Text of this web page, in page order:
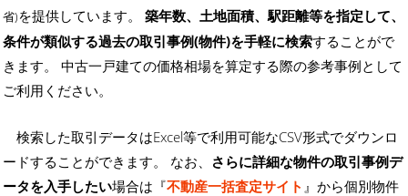
省)を提供しています。 築年数、土地面積、駅距離等を指定して、
条件が類似する過去の取引事例(物件)を手軽に検索することがで
きます。 中古一戸建ての価格相場を算定する際の参考事例として
ご利用ください。
検索した取引データはExcel等で利用可能なCSV形式でダウンロ
ードすることができます。 なお、 さらに詳細な物件の取引事例デ
ータを入手したい場合は『不動産一括査定サイト 』から個別物件